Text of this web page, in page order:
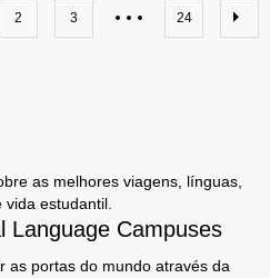
2 3 24
as melhores viagens, línguas,
estudantil.
Language Campuses
as portas do mundo através da